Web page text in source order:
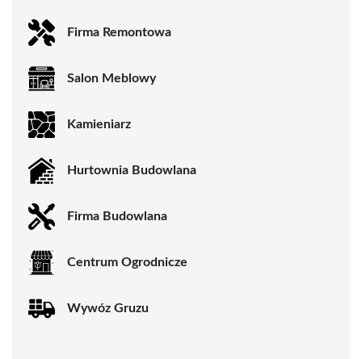
Firma Remontowa
Salon Meblowy
Kamieniarz
Hurtownia Budowlana
Firma Budowlana
Centrum Ogrodnicze
Wywóz Gruzu